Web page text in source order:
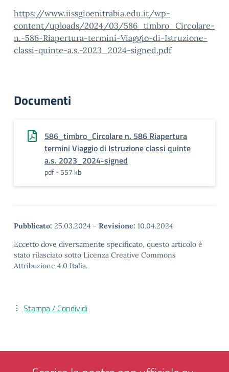
https://www.iissgioenitrabia.edu.it/wp-
content/uploads/2024/03/586_timbro_Circolare-
n.-586-Riapertura-termini-Viaggio-di-Istruzione-
classi-quinte-a.s.-2023_2024-signed.pdf
Documenti
586_timbro_Circolare n. 586 Riapertura
termini Viaggio di Istruzione classi quinte
a.s. 2023_2024-signed
pdf - 557 kb
Pubblicato: 25.03.2024 - Revisione: 10.04.2024
Eccetto dove diversamente specificato, questo articolo è
stato rilasciato sotto Licenza Creative Commons
Attribuzione 4.0 Italia.
Stampa / Condividi